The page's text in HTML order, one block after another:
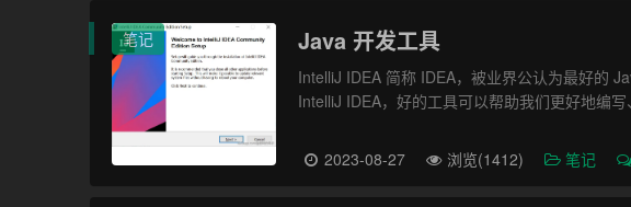
笔记 Java 开发工具
IntelliJ IDEA 简称 IDEA，被业界公认为最好的
IntelliJ IDEA，好的工具可以帮助我们更好地编写
2023-08-27 浏览(1412) 笔记